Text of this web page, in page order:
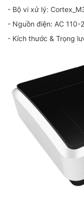
- Bộ vi xử lý:
- Nguồn điện: AC
- Kích thước & Trọng